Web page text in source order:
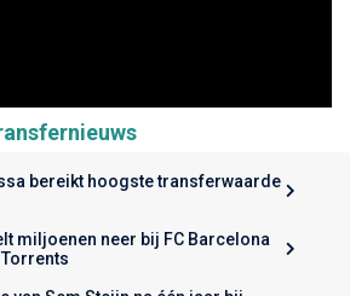
bereikt hoogste transferwaarde
miljoenen neer bij FC Barcelona